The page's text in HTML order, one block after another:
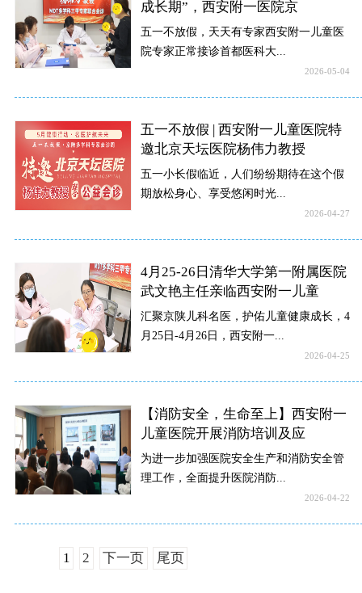
成长期”，西安附一医院京
五一不放假，天天有专家西安附一儿童医
院专家正常接诊首都医科大...
2026-05-04
五一不放假 | 西安附一儿童医院特
邀北京天坛医院杨伟力教授
五一小长假临近，人们纷纷期待在这个假
期放松身心、享受悠闲时光...
2026-04-27
4月25-26日清华大学第一附属医院
武文艳主任亲临西安附一儿童
汇聚京陕儿科名医，护佑儿童健康成长，4
月25日-4月26日，西安附一...
2026-04-25
【消防安全，生命至上】西安附一
儿童医院开展消防培训及应
为进一步加强医院安全生产和消防安全管
理工作，全面提升医院消防...
2026-04-22
1 2 下一页 尾页